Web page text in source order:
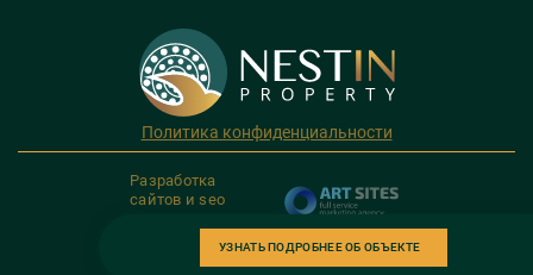
УЗНАТЬ ПОДРОБНЕЕ ОБ ОБЪЕКТЕ
Политика конфиденциальности
Разработка
сайтов и seo